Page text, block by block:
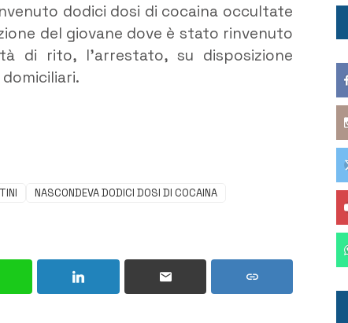
dodici dosi di cocaina occultate
del giovane dove è stato rinvenuto
di rito, l’arrestato, su disposizione
NASCONDEVA DODICI DOSI DI COCAINA